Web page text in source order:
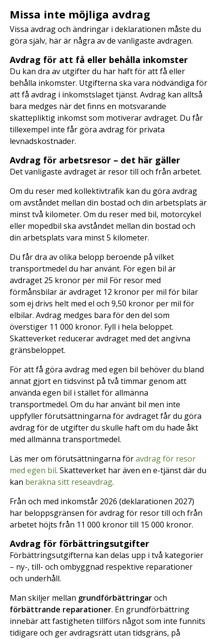
Missa inte möjliga avdrag
Vissa avdrag och ändringar i deklarationen måste du
göra själv, här är några av de vanligaste avdragen.
Avdrag för att få eller behålla inkomster
Du kan dra av utgifter du har haft för att få eller
behålla inkomster. Utgifterna ska vara nödvändiga för
att få avdrag i inkomstslaget tjänst. Avdrag kan alltså
bara medges när det finns en motsvarande
skattepliktig inkomst som motiverar avdraget. Du får
tillexempel inte får göra avdrag för privata
levnadskostnader.
Avdrag för arbetsresor – det här gäller
Det vanligaste avdraget är resor till och från arbetet.
Om du reser med kollektivtrafik kan du göra avdrag
om avståndet mellan din bostad och din arbetsplats är
minst två kilometer. Om du reser med bil, motorcykel
eller mopedbil ska avståndet mellan din bostad och
din arbetsplats vara minst 5 kilometer.
Du får dra av olika belopp beroende på vilket
transportmedel du har använt. För egen bil är
avdraget 25 kronor per mil För resor med
förmånsbilar är avdraget 12 kronor per mil för bilar
som ej drivs helt med el och 9,50 kronor per mil för
elbilar. Avdrag medges bara för den del som
överstiger 11 000 kronor. Fyll i hela beloppet.
Skatteverket reducerar avdraget med det angivna
gränsbeloppet.
För att få göra avdrag med egen bil behöver du bland
annat gjort en tidsvinst på två timmar genom att
använda egen bil i stället för allmänna
transportmedel. Om du har använt bil men inte
uppfyller förutsättningarna för avdraget får du göra
avdrag för de utgifter du skulle haft om du hade åkt
med allmänna transportmedel.
Läs mer om förutsättningarna föravdrag för resor
med egen bil. Skatteverket har även en e-tjänst där du
kan beräkna sitt reseavdrag.
Från och med inkomstår 2026 (deklarationen 2027)
har beloppsgränsen för avdrag för resor till och från
arbetet höjts från 11 000 kronor till 15 000 kronor.
Avdrag för förbättringsutgifter
Förbättringsutgifterna kan delas upp i två kategorier
– ny-, till- och ombyggnad respektive reparationer
och underhåll.
Man skiljer mellan grundförbättringaroch
förbättrande reparationer. En grundförbättring
innebär att fastigheten tillförs något som inte funnits
tidigare och ger avdragsrätt utan tidsgräns, på